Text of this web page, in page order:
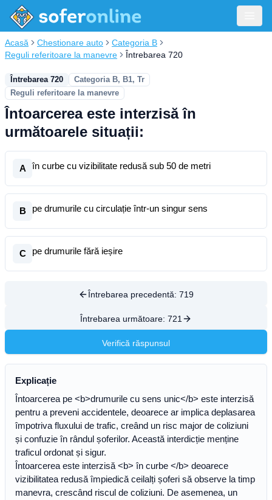
Acasă Chestionare auto
Categoria B
Reguli referitoare la manevre
Întrebarea 720
Întrebarea 720
Categoria B, B1, Tr
Reguli referitoare la manevre
Întoarcerea este interzisă în
următoarele situații:
A în curbe cu vizibilitate redusă sub 50 de metri
B pe drumurile cu circulație într-un singur sens
C pe drumurile fără ieșire
Întrebarea precedentă: 719
Întrebarea următoare: 721
Verifică răspunsul
Explicație
Întoarcerea pe <b>drumurile cu sens unic</b> este interzisă
pentru a preveni accidentele, deoarece ar implica deplasarea
împotriva fluxului de trafic, creând un risc major de coliziuni
și confuzie în rândul șoferilor. Această interdicție menține
traficul ordonat și sigur.
Întoarcerea este interzisă <b> în curbe </b> deoarece
vizibilitatea redusă împiedică ceilalți șoferi să observe la timp
manevra, crescând riscul de coliziuni. De asemenea, un